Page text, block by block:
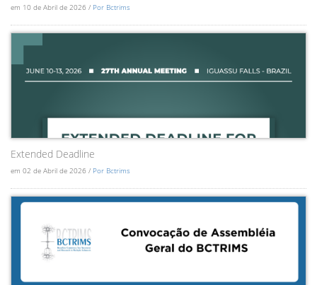
em 10 de Abril de 2026 / Por Bctrims
Extended Deadline
em 02 de Abril de 2026 / Por Bctrims